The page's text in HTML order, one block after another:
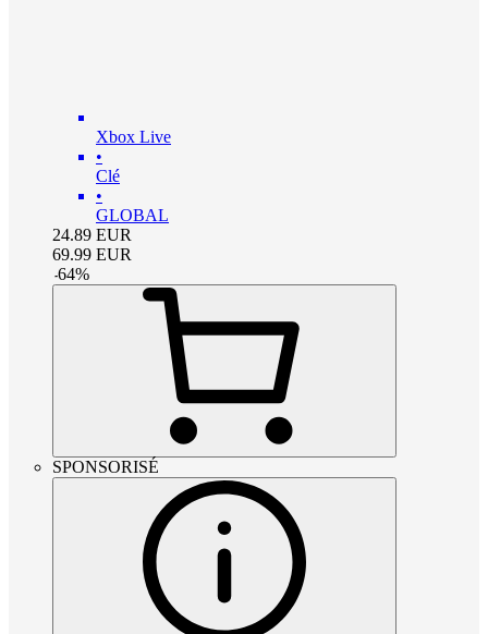
Xbox Live
•
Clé
•
GLOBAL
24.89 EUR
69.99 EUR
-64%
SPONSORISÉ